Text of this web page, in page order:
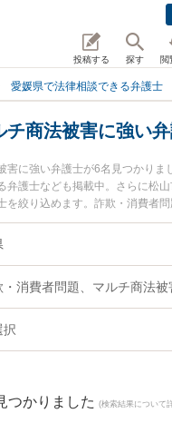
投稿する 探す 閲
愛媛県で法律相談できる弁護士
チ商法被害に強い
害に強い弁護士が6名見つかりま
弁護士なども掲載中。さらに松
を絞り込めます。詐欺・消費者
の細かな分野での絞り込み検索
所の石山 龍鳳弁護士やなかむら
今すぐに弁護士に相談したい』
近くの弁護士を検索したい』『
る愛媛県内の弁護士に相談予約
・消費者問題、マルチ商法被
択
つかりました (検索結果について